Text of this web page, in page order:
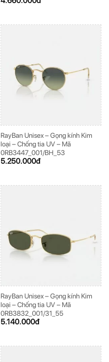
RayBan Unisex – Gọng kính Kim
loại – Chống tia UV – Mã
0RB3447_001/BH_53
5.250.000đ
RayBan Unisex – Gọng kính Kim
loại – Chống tia UV – Mã
0RB3832_001/31_55
5.140.000đ